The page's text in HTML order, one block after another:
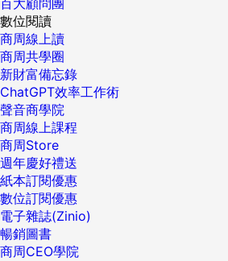
數位閱讀
商周線上讀
商周共學圈
新財富備忘錄
ChatGPT效率工作術
聲音商學院
商周線上課程
商周Store
週年慶好禮送
紙本訂閱優惠
數位訂閱優惠
電子雜誌(Zinio)
暢銷圖書
商周CEO學院